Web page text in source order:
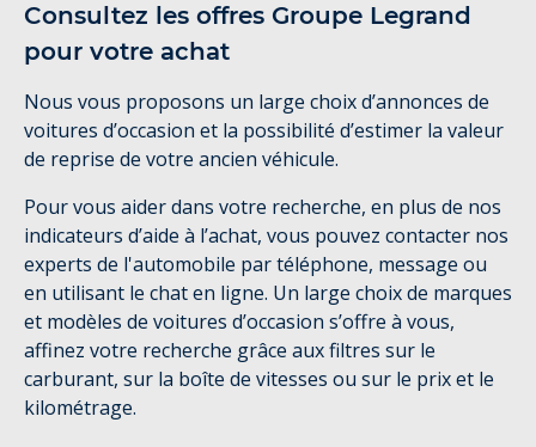
Consultez les offres Groupe Legrand
pour votre achat
Nous vous proposons un large choix d’annonces de
voitures d’occasion et la possibilité d’estimer la valeur
de reprise de votre ancien véhicule.
Pour vous aider dans votre recherche, en plus de nos
indicateurs d’aide à l’achat, vous pouvez contacter nos
experts de l'automobile par téléphone, message ou
en utilisant le chat en ligne. Un large choix de marques
et modèles de voitures d’occasion s’offre à vous,
affinez votre recherche grâce aux filtres sur le
carburant, sur la boîte de vitesses ou sur le prix et le
kilométrage.